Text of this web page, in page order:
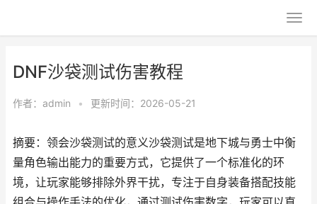
DNF沙袋测试伤害教程
作者： admin • 更新时间：2026-05-21
摘要：领会沙袋测试的意义沙袋测试是地下城与勇士中衡
量角色输出能力的重要方式，它提供了一个标准化的环
境，让玩家能够排除外界干扰，专注于自身装备搭配技能